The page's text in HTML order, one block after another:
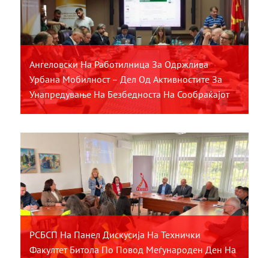
Ангеловски На Работилница За Одржлива
Урбана Мобилност – Дел Од Активностите За
Унапредување На Безбедноста На Сообраќајот
РСБСП На Панел Дискусија На Технички
Факултет Битола По Повод Меѓународен Ден На